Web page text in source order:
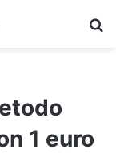
1 euro